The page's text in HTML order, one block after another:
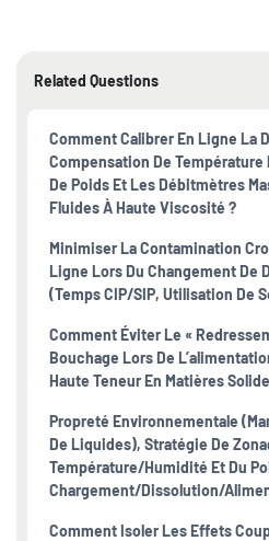
Related Questions
Comment Calibrer En Ligne La
Compensation De Température
De Poids Et Les Débitmètres
Fluides À Haute Viscosité ?
Minimiser La Contamination
Ligne Lors Du Changement De
(temps CIP/SIP, Utilisation De
Comment Éviter Le «
Bouchage Lors De
Haute Teneur En Matières
Propreté Environnementale
De Liquides), Stratégie De
Température/humidité Et Du
Chargement/dissolution/
Comment Isoler Les Effets